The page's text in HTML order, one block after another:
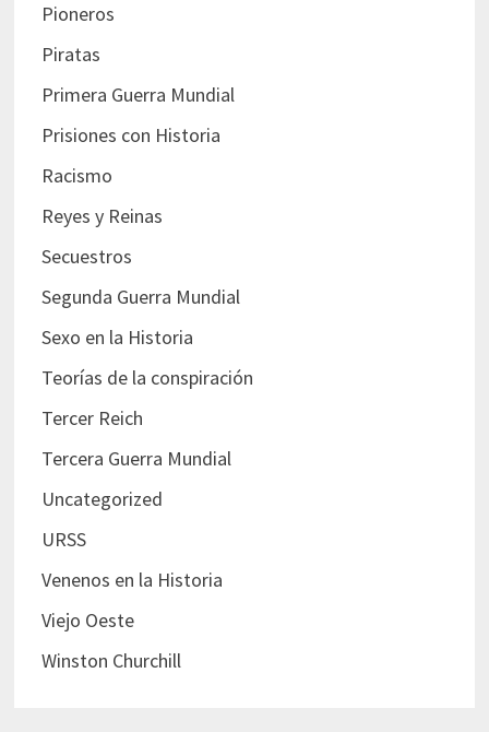
Pioneros
Piratas
Primera Guerra Mundial
Prisiones con Historia
Racismo
Reyes y Reinas
Secuestros
Segunda Guerra Mundial
Sexo en la Historia
Teorías de la conspiración
Tercer Reich
Tercera Guerra Mundial
Uncategorized
URSS
Venenos en la Historia
Viejo Oeste
Winston Churchill